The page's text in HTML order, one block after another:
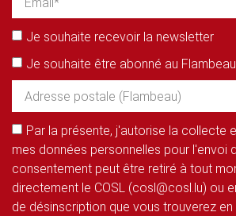
Je souhaite recevoir la newsletter
Je souhaite être abonné au Flambeau
Par la présente, j'autorise la collecte
mes données personnelles pour l'envoi
consentement peut être retiré à tout
directement le COSL (cosl@cosl.lu) ou
de désinscription que vous trouverez